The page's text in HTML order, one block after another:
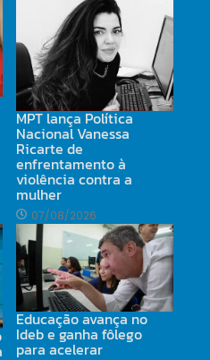
MPT lança Política
Nacional Vanessa
Ricarte de
enfrentamento à
violência contra a
mulher
07/08/2026
Educação avança no
Ideb e ganha fôlego
para acelerar